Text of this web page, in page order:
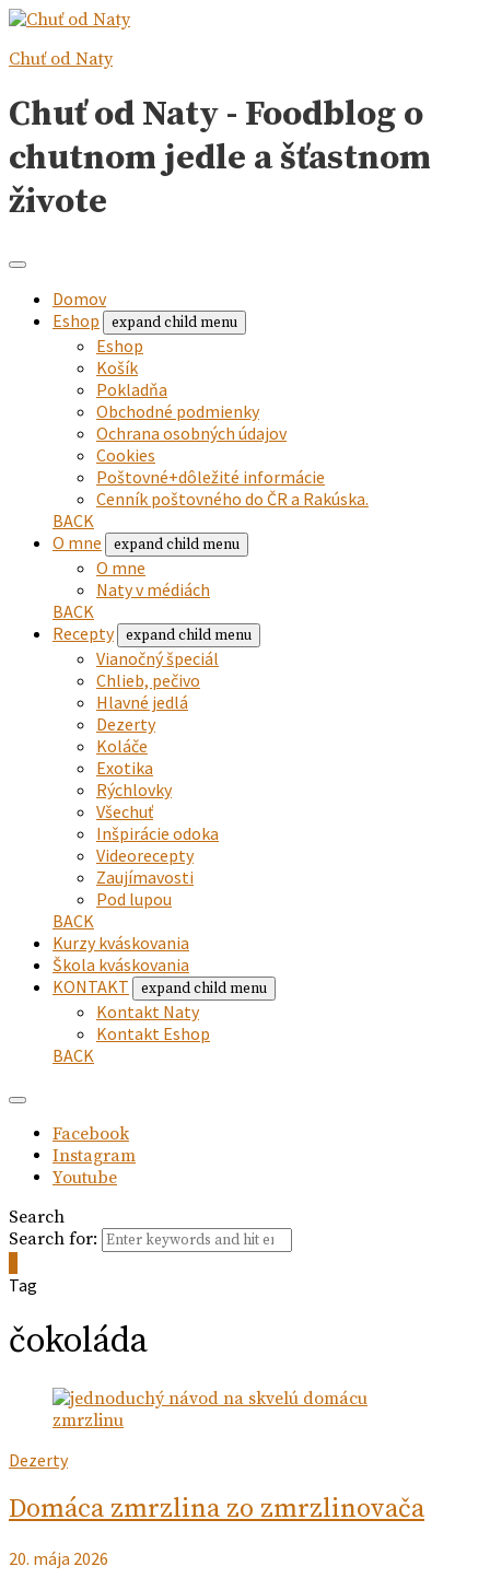
Chuť od Naty
Chuť od Naty - Foodblog o
chutnom jedle a šťastnom
živote
Domov
Eshop
expand child menu
Eshop
Košík
Pokladňa
Obchodné podmienky
Ochrana osobných údajov
Cookies
Poštovné+dôležité informácie
Cenník poštovného do ČR a Rakúska.
BACK
O mne
expand child menu
O mne
Naty v médiách
BACK
Recepty
expand child menu
Vianočný špeciál
Chlieb, pečivo
Hlavné jedlá
Dezerty
Koláče
Exotika
Rýchlovky
Všechuť
Inšpirácie odoka
Videorecepty
Zaujímavosti
Pod lupou
BACK
Kurzy kváskovania
Škola kváskovania
KONTAKT
expand child menu
Kontakt Naty
Kontakt Eshop
BACK
Facebook
Instagram
Youtube
Search
Search for:
Tag
čokoláda
Dezerty
Domáca zmrzlina zo zmrzlinovača
20. mája 2026